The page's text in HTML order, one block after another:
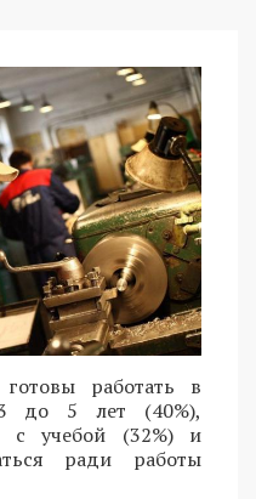
работать в
до 5 лет (40%),
с учебой (32%) и
ради работы